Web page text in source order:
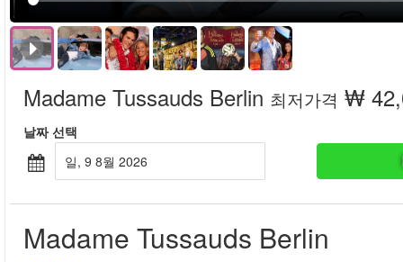
Madame Tussauds Berlin 최저가격 ₩
날짜 선택
일, 9 8월 2026
Madame Tussauds Berlin